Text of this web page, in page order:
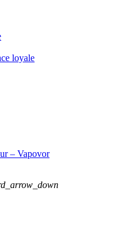
loyale
– Vapovor